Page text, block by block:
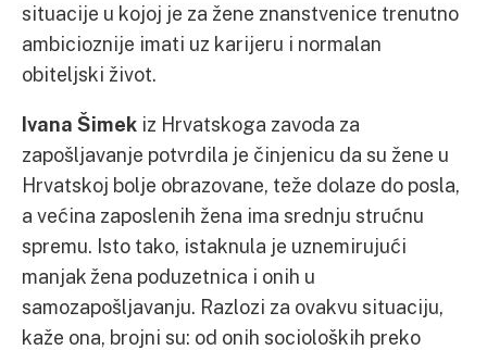
situacije u kojoj je za žene znanstvenice trenutno
ambicioznije imati uz karijeru i normalan
obiteljski život.
Ivana Šimek iz Hrvatskoga zavoda za
zapošljavanje potvrdila je činjenicu da su žene u
Hrvatskoj bolje obrazovane, teže dolaze do posla,
a većina zaposlenih žena ima srednju strućnu
spremu. Isto tako, istaknula je uznemirujući
manjak žena poduzetnica i onih u
samozapošljavanju. Razlozi za ovakvu situaciju,
kaže ona, brojni su: od onih socioloških preko